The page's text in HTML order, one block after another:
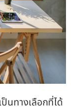
นทางเลือกที่ได้